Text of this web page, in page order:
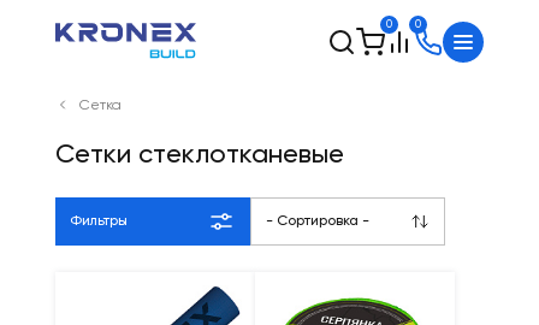
0 0
Сетка
Сетки стеклотканевые
Фильтры - Сортировка -